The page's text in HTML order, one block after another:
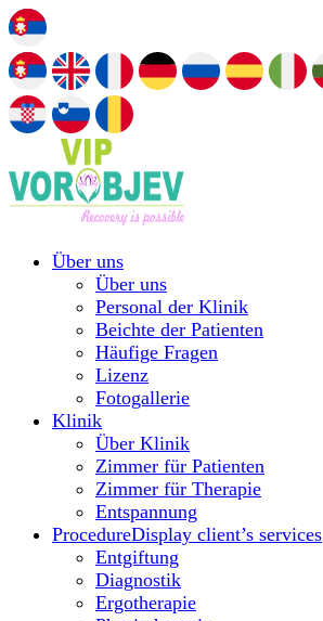
Über uns
Über uns
Personal der Klinik
Beichte der Patienten
Häufige Fragen
Lizenz
Fotogallerie
Klinik
Über Klinik
Zimmer für Patienten
Zimmer für Therapie
Entspannung
ProcedureDisplay client’s services
Entgiftung
Diagnostik
Ergotherapie